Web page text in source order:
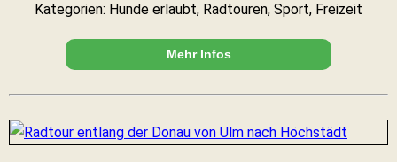
Kategorien: Hunde erlaubt, Radtouren, Sport, Freizeit
Mehr Infos